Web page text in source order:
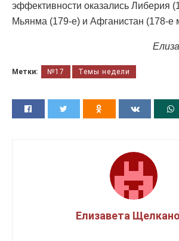
эффективности оказались Либерия
Мьянма (179-е) и Афганистан (178-е
Метки: №17 Темы недели
Елизавета